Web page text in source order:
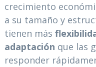
crecimiento
a su tamaño y
tienen más
adaptación que las
responder